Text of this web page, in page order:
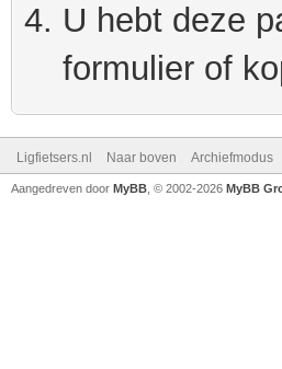
U hebt deze
formulier of
Ligfietsers.nl Naar boven Archiefmodus
Aangedreven door MyBB , © 2002-2026 MyBB